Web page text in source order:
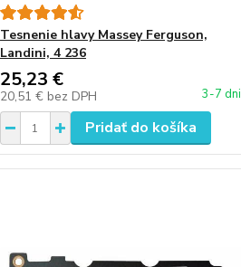
Tesnenie hlavy Massey Ferguson,
Landini, 4 236
25,23 €
20,51 € bez DPH 3-7 dni
Pridať do košíka